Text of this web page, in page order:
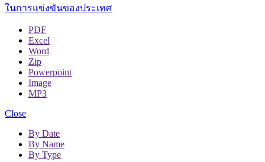
ในการแข่งขันของประเทศ
PDF
Excel
Word
Zip
Powerpoint
Image
MP3
Close
By Date
By Name
By Type